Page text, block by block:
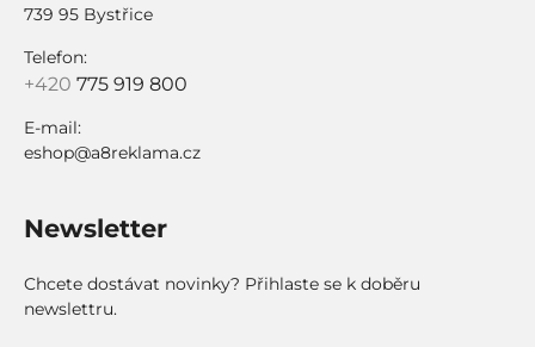
739 95 Bystřice
Telefon:
+420 775 919 800
E-mail:
eshop@a8reklama.cz
Newsletter
Chcete dostávat novinky? Přihlaste se k doběru
newslettru.